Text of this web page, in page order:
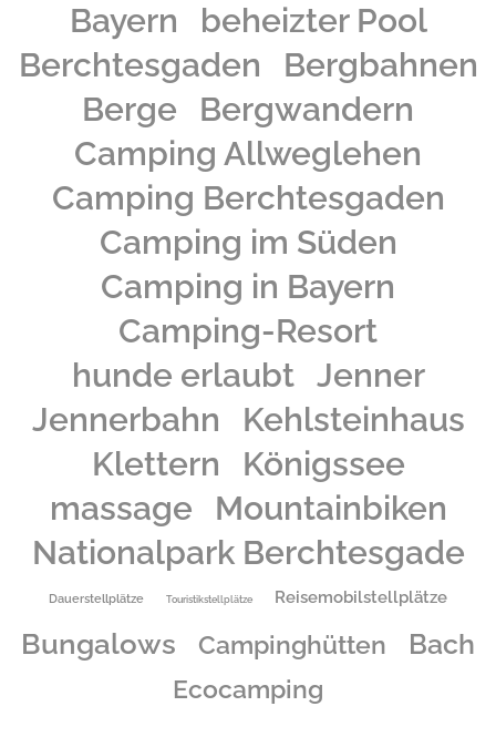
Bayern
beheizter Pool
Berchtesgaden
Bergbahnen
Berge
Bergwandern
Camping Allweglehen
Camping Berchtesgaden
Camping im Süden
Camping in Bayern
Camping-Resort
hunde erlaubt Jenner
Jennerbahn
Kehlsteinhaus
Klettern
Königssee
massage
Mountainbiken
Nationalpark Berchtesgade
Dauerstellplätze Touristikstellplätze Reisemobilstellplätze
Bungalows Campinghütten Bach
Ecocamping